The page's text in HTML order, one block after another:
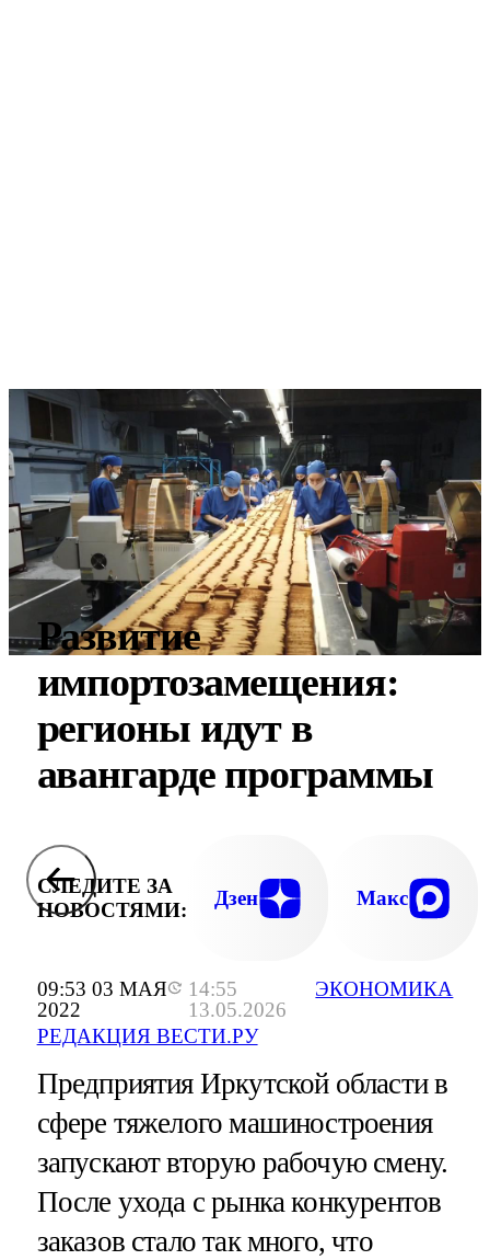
09:53 03 МАЯ
2022
14:55
13.05.2026
РЕДАКЦИЯ ВЕСТИ.РУ
ЭКОНОМИКА
Развитие
импортозамещения:
регионы идут в
авангарде программы
СЛЕДИТЕ ЗА
НОВОСТЯМИ:
Дзен Макс
Предприятия Иркутской области в
сфере тяжелого машиностроения
запускают вторую рабочую смену.
После ухода с рынка конкурентов
заказов стало так много, что